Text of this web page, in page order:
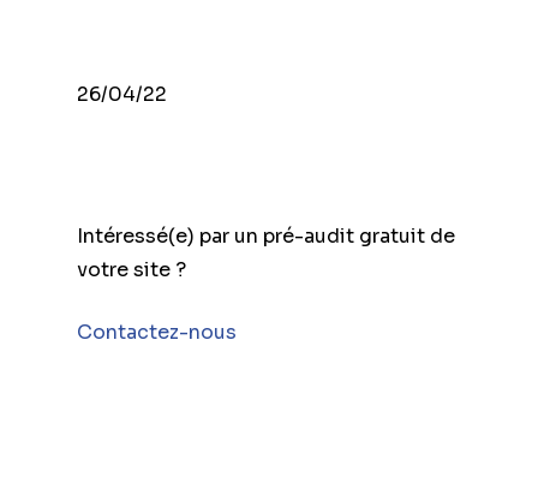
26/04/22
Intéressé(e) par un pré-audit gratuit de
votre site ?
Contactez-nous